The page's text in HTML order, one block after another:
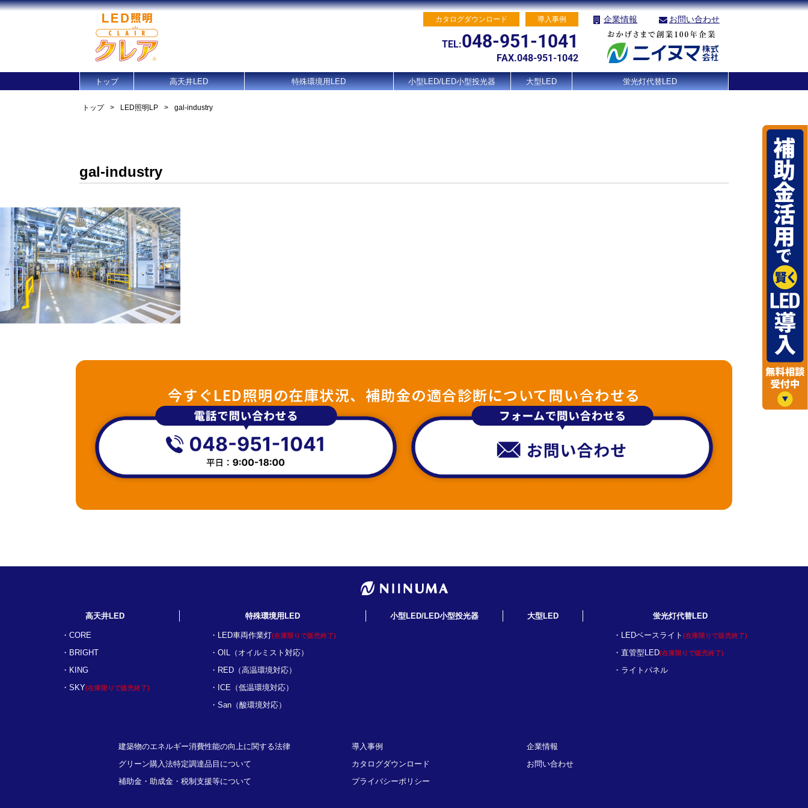
カタログダウンロード 導入事例
TEL:048-951-1041
FAX.048-951-1042
企業情報 お問い合わせ
トップ 高天井LED 特殊環境用LED 小型LED/LED小型投光器 大型LED 蛍光灯代替LED
トップ > LED照明LP > gal-industry
gal-industry
今すぐLED照明の在庫状況、補助金の適合診断について問い合わせる
高天井LED
CORE
BRIGHT
KING
SKY(在庫限りで販売終了)
特殊環境用LED
LED車両作業灯(在庫限りで販売終了)
OIL（オイルミスト対応）
RED（高温環境対応）
ICE（低温環境対応）
San（酸環境対応）
小型LED/LED小型投光器 大型LED 蛍光灯代替LED
LEDベースライト (在庫限りで販売終了)
直管型LED(在庫限りで販売終了)
ライトパネル
建築物のエネルギー消費性能の向上に関する法律 導入事例
企業情報
グリーン購入法特定調達品目について
カタログダウンロード
お問い合わせ
補助金・助成金・税制支援等について
プライバシーポリシー